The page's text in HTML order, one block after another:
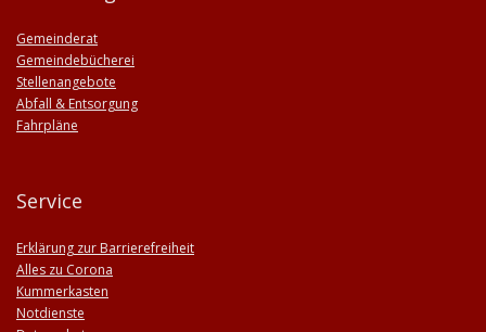
Gemeinderat
Gemeindebücherei
Stellenangebote
Abfall & Entsorgung
Fahrpläne
Service
Erklärung zur Barrierefreiheit
Alles zu Corona
Kummerkasten
Notdienste